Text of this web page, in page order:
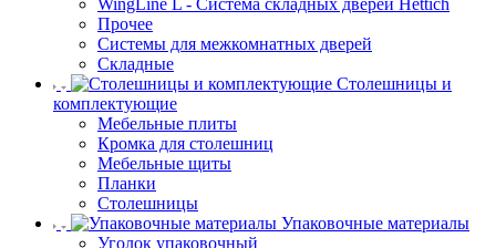
WingLine L - Система складных дверей Hettich
Прочее
Системы для межкомнатных дверей
Складные
Столешницы и
комплектующие
Мебельные плиты
Кромка для столешниц
Мебельные щиты
Планки
Столешницы
Упаковочные материалы
Уголок упаковочный